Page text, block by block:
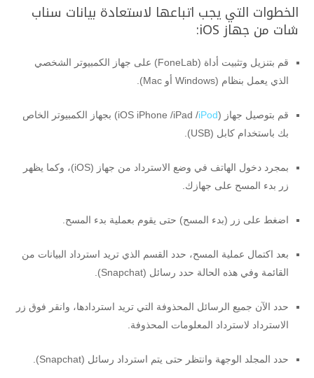
الخطوات التي يجب اتباعها لاستعادة بيانات سناب
شات من جهاز iOS:
قم بتنزيل وتثبيت أداة (FoneLab) على جهاز الكمبيوتر الشخصي
الذي يعمل بنظام (Windows أو Mac).
قم بتوصيل جهاز (iOS iPhone /iPad /iPod
) بجهاز الكمبيوتر الخاص
بك باستخدام كابل (USB).
بمجرد دخول الهاتف في وضع الاسترداد من جهاز (iOS)، وكما يظهر
زر بدء المسح على جهازك.
اضغط على زر (بدء المسح) حتى يقوم بعملية بدء المسح.
بعد اكتمال عملية المسح، حدد القسم الذي تريد استرداد البيانات من
القائمة وفي هذه الحالة حدد رسائل (Snapchat).
حدد الآن جميع الرسائل المحذوفة التي تريد استردادها، وانقر فوق زر
الاسترداد لاسترداد المعلومات المحذوفة.
حدد المجلد الوجهة وانتظر حتى يتم استرداد رسائل (Snapchat).